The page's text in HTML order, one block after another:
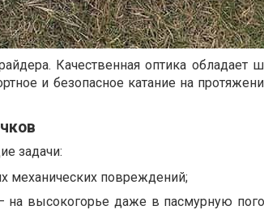
Качественная оптика обладает
и безопасное катание на
задачи:
механических повреждений;
на высокогорье даже в пасмурную